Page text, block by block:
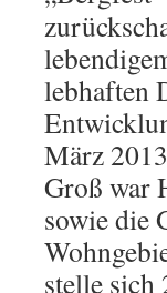
lebhaften
März
Groß war
sowie die
stelle sich